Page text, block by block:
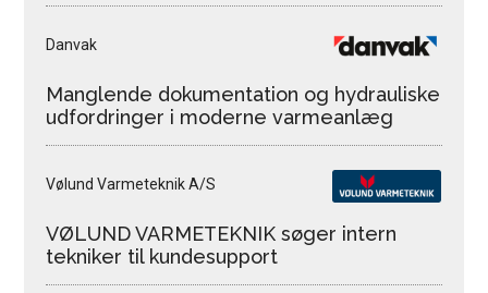
Danvak
Manglende dokumentation og hydrauliske
udfordringer i moderne varmeanlæg
Vølund Varmeteknik A/S
VØLUND VARMETEKNIK søger intern
tekniker til kundesupport